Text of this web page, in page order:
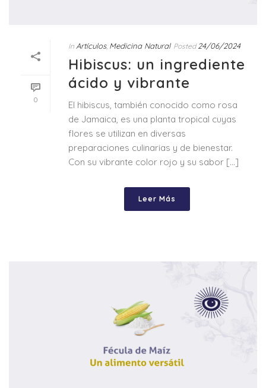
0
In Artículos, Medicina Natural Posted 24/06/2024
Hibiscus: un ingrediente
ácido y vibrante
El hibiscus, también conocido como rosa
de Jamaica, es una planta tropical cuyas
flores se utilizan en diversas
preparaciones culinarias y de bienestar.
Con su vibrante color rojo y su sabor [...]
Leer Más